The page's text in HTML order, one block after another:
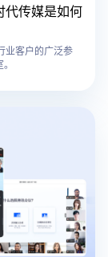
代传媒是如何
业客户的广泛参